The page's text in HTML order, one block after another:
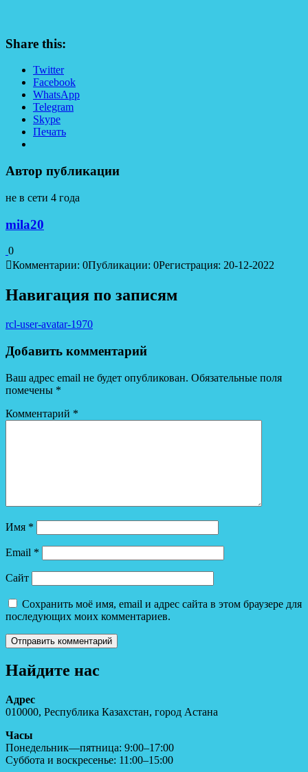
Share this:
Twitter
Facebook
WhatsApp
Telegram
Skype
Печать
Автор публикации
не в сети 4 года
mila20
0
Комментарии: 0Публикации: 0Регистрация: 20-12-2022
Навигация по записям
rcl-user-avatar-1970
Добавить комментарий
Ваш адрес email не будет опубликован. Обязательные поля
помечены *
Комментарий *
Имя *
Email *
Сайт
Сохранить моё имя, email и адрес сайта в этом браузере для
последующих моих комментариев.
Найдите нас
Адрес
010000, Республика Казахстан, город Астана
Часы
Понедельник—пятница: 9:00–17:00
Суббота и воскресенье: 11:00–15:00